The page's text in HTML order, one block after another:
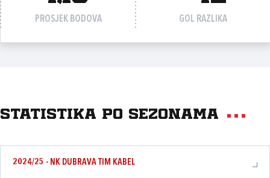
PROSJEK BODOVA GOL RAZLIKA
Statistika po sezonama
2024/25 - NK DUBRAVA TIM KABEL